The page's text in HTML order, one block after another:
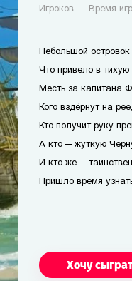
Игроков Время
Небольшой
Что привело в тихую
Месть за капитана
Кого вздёрнут на
Кто получит руку
А кто — жуткую
И кто же —
Пришло время
Хочу